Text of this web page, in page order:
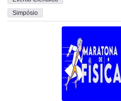
Simpósio